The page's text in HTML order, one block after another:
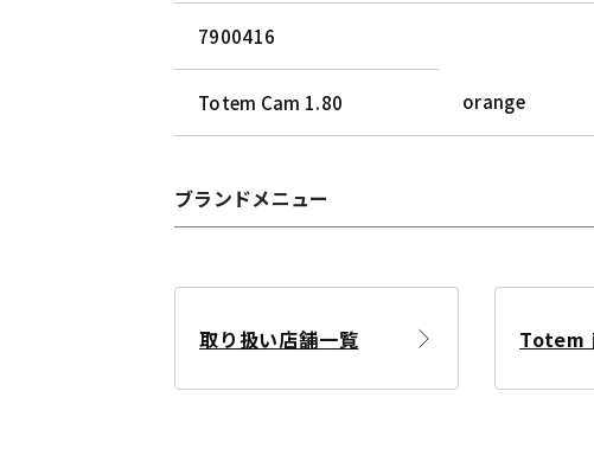
7900416
Totem Cam 1.80 orange
ブランドメニュー
取り扱い店舗一覧 Totem